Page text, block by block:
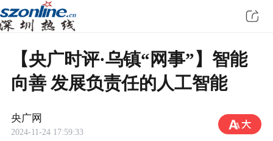
【央广时评·乌镇“网事”】智能
向善 发展负责任的人工智能
央广网
2024-11-24 17:59:33